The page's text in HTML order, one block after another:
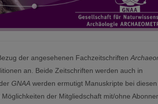
der angesehenen Fachzeitschriften
an. Beide Zeitschriften werden auch in
GNAA werden ermutigt Manuskripte bei diesen
der Mitgliedschaft mit/ohne